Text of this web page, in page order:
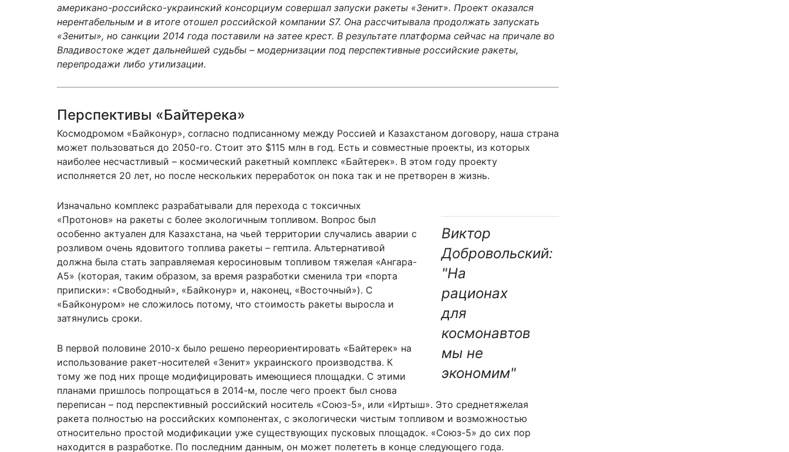
американо-российско-украинский консорциум совершал запуски ракеты «Зенит». Проект оказался
нерентабельным и в итоге отошел российской компании S7. Она рассчитывала продолжать запускать
«Зениты», но санкции 2014 года поставили на затее крест. В результате платформа сейчас на причале во
Владивостоке ждет дальнейшей судьбы – модернизации под перспективные российские ракеты,
перепродажи либо утилизации.
Перспективы «Байтерека»
Космодромом «Байконур», согласно подписанному между Россией и Казахстаном договору, наша страна
может пользоваться до 2050-го. Стоит это $115 млн в год. Есть и совместные проекты, из которых
наиболее несчастливый – космический ракетный комплекс «Байтерек». В этом году проекту
исполняется 20 лет, но после нескольких переработок он пока так и не претворен в жизнь.
Виктор
Добровольский:
"На
рационах
для
космонавтов
мы не
экономим"
Изначально комплекс разрабатывали для перехода с токсичных
«Протонов» на ракеты с более экологичным топливом. Вопрос был
особенно актуален для Казахстана, на чьей территории случались аварии с
розливом очень ядовитого топлива ракеты – гептила. Альтернативой
должна была стать заправляемая керосиновым топливом тяжелая «Ангара-
А5» (которая, таким образом, за время разработки сменила три «порта
приписки»: «Свободный», «Байконур» и, наконец, «Восточный»). С
«Байконуром» не сложилось потому, что стоимость ракеты выросла и
затянулись сроки.
В первой половине 2010-х было решено переориентировать «Байтерек» на
использование ракет-носителей «Зенит» украинского производства. К
тому же под них проще модифицировать имеющиеся площадки. С этими
планами пришлось попрощаться в 2014-м, после чего проект был снова
переписан – под перспективный российский носитель «Союз-5», или «Иртыш». Это среднетяжелая
ракета полностью на российских компонентах, с экологически чистым топливом и возможностью
относительно простой модификации уже существующих пусковых площадок. «Союз-5» до сих пор
находится в разработке. По последним данным, он может полететь в конце следующего года.